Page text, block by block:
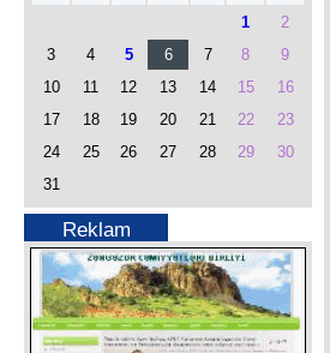
1
2
3
4 5 6 7 8
9
10
11 12 13 14 15
16
17
18 19 20 21 22
23
24
25 26 27 28 29
30
31
Reklam